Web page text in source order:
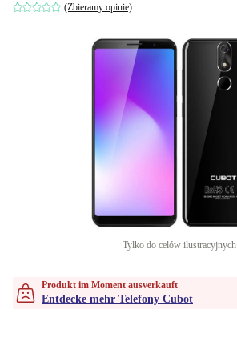
(Zbieramy opinie)
Tylko do celów ilustracyjnych
Produkt im Moment ausverkauft
Entdecke mehr Telefony Cubot